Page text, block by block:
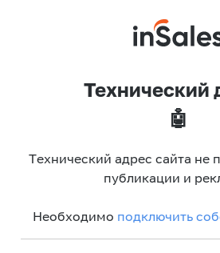
Технический
🤖
Технический адрес сайта не
публикации и
Необходимо подключить